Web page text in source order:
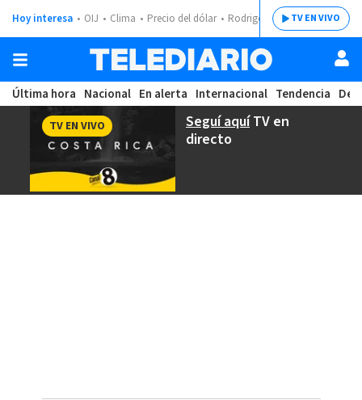
Hoy interesa OIJ Clima Precio del dólar Rodrigo ChavesTV EN VIVO
Última hora Nacional En alerta Internacional Tendencia
Seguí aquíTV en
directo
TV EN VIVO